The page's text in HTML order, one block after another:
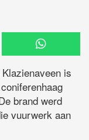
is
brand werd
vuurwerk aan